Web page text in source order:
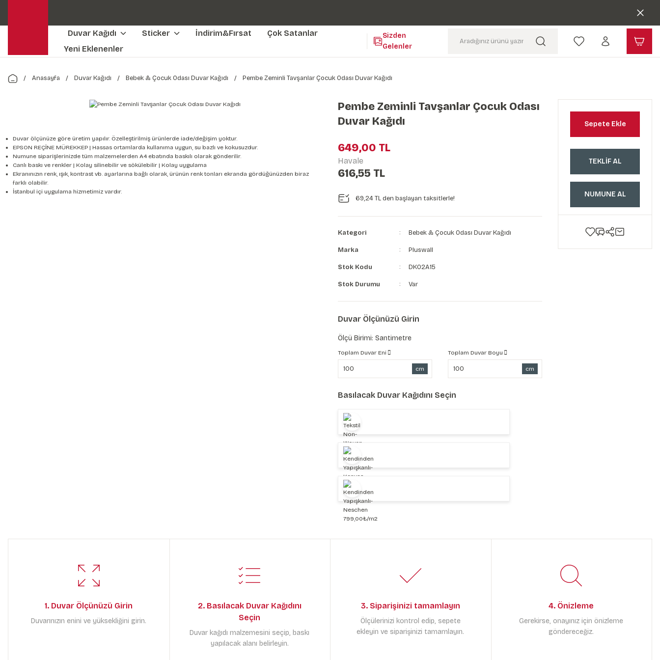
Kendinden Yapışkanlı Kolay Uygulanan Duvar Kağıtları😇
Duvar Kağıdı Sticker İndirim&Fırsat
Çok Satanlar
Yeni Eklenenler
Sizden
Gelenler
Anasayfa Duvar Kağıdı Bebek & Çocuk Odası Duvar Kağıdı Pembe Zeminli Tavşanlar Çocuk Odası Duvar Kağıdı
Duvar ölçünüze göre üretim yapılır. Özelleştirilmiş ürünlerde iade/değişim yoktur.
EPSON REÇİNE MÜREKKEP | Hassas ortamlarda kullanıma uygun, su bazlı ve kokusuzdur.
Numune siparişlerinizde tüm malzemelerden A4 ebatında baskılı olarak gönderilir.
Canlı baskı ve renkler | Kolay silinebilir ve sökülebilir | Kolay uygulama
Ekranınızın renk, ışık, kontrast vb. ayarlarına bağlı olarak, ürünün renk tonları ekranda gördüğünüzden biraz
farklı olabilir.
İstanbul içi uygulama hizmetimiz vardır.
Pembe Zeminli Tavşanlar Çocuk Odası
Duvar Kağıdı
649,00 TL
Havale
616,55 TL
69,24 TL den başlayan taksitlerle!
Kategori Bebek & Çocuk Odası Duvar Kağıdı
Marka Pluswall
Stok Kodu DK02A15
Stok Durumu Var
Duvar Ölçünüzü Girin
Ölçü Birimi: Santimetre
Toplam Duvar Eni
cm
Toplam Duvar Boyu
cm
Basılacak Duvar Kağıdını Seçin
Sepete Ekle
TEKLİF AL
NUMUNE AL
1. Duvar Ölçünüzü Girin
Duvarınızın enini ve yüksekliğini girin.
2. Basılacak Duvar Kağıdını
Seçin
Duvar kağıdı malzemesini seçip, baskı
yapılacak alanı belirleyin.
3. Siparişinizi tamamlayın
Ölçülerinizi kontrol edip, sepete
ekleyin ve siparişinizi tamamlayın.
4. Önizleme
Gerekirse, onayınız için önizleme
göndereceğiz.